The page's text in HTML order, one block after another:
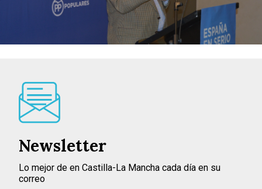
Newsletter
Lo mejor de en Castilla-La Mancha cada día en su
correo